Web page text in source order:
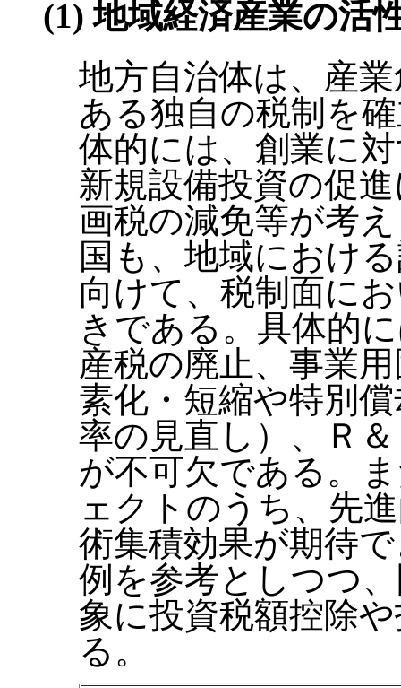
(1) 地域経済産業の活
地方自治体は、産
ある独自の税制を
体的には、創業に
新規設備投資の促
画税の減免等が考
国も、地域におけ
向けて、税制面に
きである。具体的
産税の廃止、事業
素化・短縮や特別
率の見直し）、Ｒ
が不可欠である。
ェクトのうち、先
術集積効果が期待
例を参考としつつ
象に投資税額控除
る。